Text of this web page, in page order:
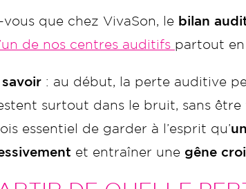
vous que chez VivaSon, le bilan
de nos centres auditifs partout en
: au début, la perte auditive
surtout dans le bruit, sans
essentiel de garder à l’esprit qu’
et entraîner une gêne